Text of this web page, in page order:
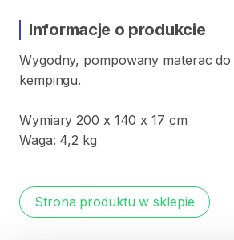
Informacje o produkcie
Wygodny​​,​ pompowany materac do
kempingu.
Wymiary 200 x 140 x 17 cm
Waga: 4​​,​​2 kg
Strona produktu w sklepie